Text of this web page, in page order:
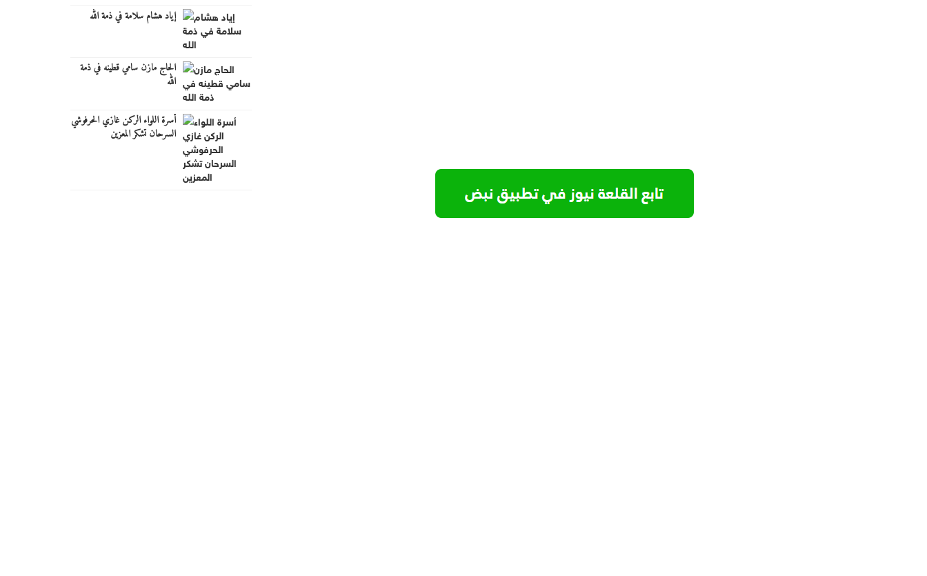
إياد هشام سلامة في ذمة الله
الحاج مازن سامي قطينه في ذمة
الله
أسرة اللواء الركن غازي الحرفوشي
السرحان تشكر المعزين